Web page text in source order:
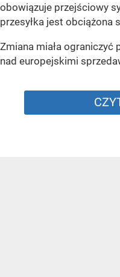
obowiązuje przejściowy
przesyłka jest obciążona
Zmiana miała
nad europejskimi